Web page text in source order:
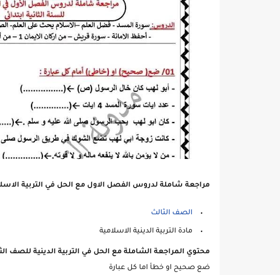
مراجعة شاملة لدروس الفصل الاول مع الحل في التربية
الصف الثالث
مادة التربية الدينية الاسلامية
محتوي المراجعة الشاملة مع الحل في التربية الدينية للصف
ضع صحيح او خطأ اما كل عبارة